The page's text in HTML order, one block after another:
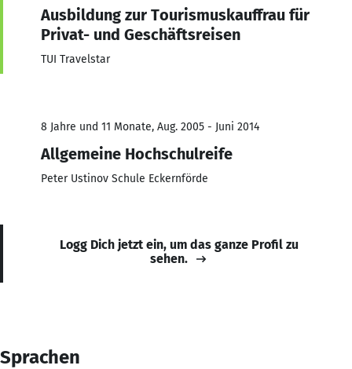
Ausbildung zur Tourismuskauffrau für
Privat- und Geschäftsreisen
TUI Travelstar
8 Jahre und 11 Monate, Aug. 2005 - Juni 2014
Allgemeine Hochschulreife
Peter Ustinov Schule Eckernförde
Logg Dich jetzt ein, um das ganze Profil zu
sehen.
Sprachen